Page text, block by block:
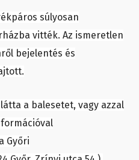
súlyosan
vitték. Az ismeretlen
bejelentés és
a balesetet, vagy azzal
Győri